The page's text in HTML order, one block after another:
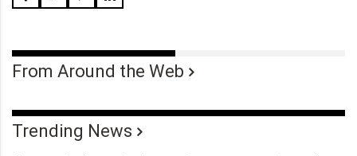
From Around the Web
Trending News